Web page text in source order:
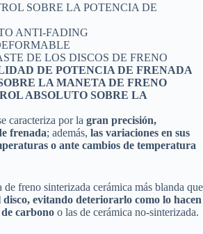
SOBRE LA POTENCIA DE
ANTI-FADING
DE LOS DISCOS DE FRENO
DE POTENCIA DE FRENADA
LA MANETA DE FRENO
ABSOLUTO SOBRE LA
caracteriza por la gran precisión,
frenada; además, las variaciones en sus
o ante cambios de temperatura
freno sinterizada cerámica más blanda que
disco, evitando deteriorarlo como lo hacen
carbono o las de cerámica no-sinterizada.